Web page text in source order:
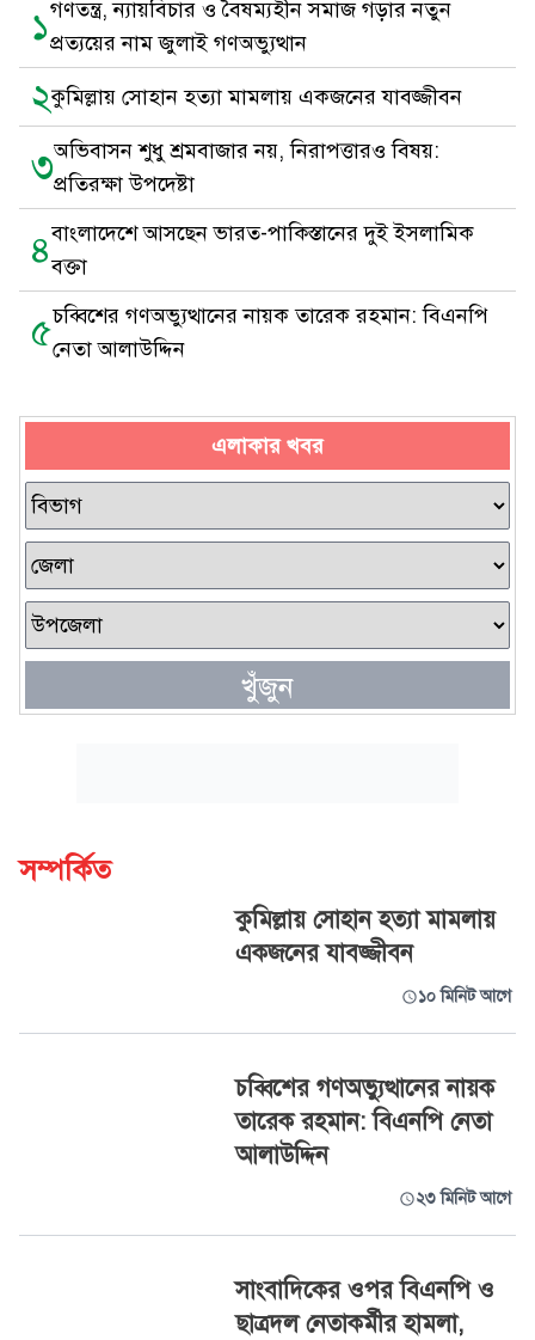
১গণতন্ত্র, ন্যায়বিচার ও বৈষম্যহীন সমাজ গড়ার নতুন
প্রত্যয়ের নাম জুলাই গণঅভ্যুত্থান
২কুমিল্লায় সোহান হত্যা মামলায় একজনের যাবজ্জীবন
৩অভিবাসন শুধু শ্রমবাজার নয়, নিরাপত্তারও বিষয়:
প্রতিরক্ষা উপদেষ্টা
৪বাংলাদেশে আসছেন ভারত-পাকিস্তানের দুই ইসলামিক
বক্তা
৫চব্বিশের গণঅভ্যুত্থানের নায়ক তারেক রহমান: বিএনপি
নেতা আলাউদ্দিন
এলাকার খবর
খুঁজুন
সম্পর্কিত
কুমিল্লায় সোহান হত্যা মামলায়
একজনের যাবজ্জীবন
১০ মিনিট আগে
চব্বিশের গণঅভ্যুত্থানের নায়ক
তারেক রহমান: বিএনপি নেতা
আলাউদ্দিন
২৩ মিনিট আগে
সাংবাদিকের ওপর বিএনপি ও
ছাত্রদল নেতাকর্মীর হামলা,